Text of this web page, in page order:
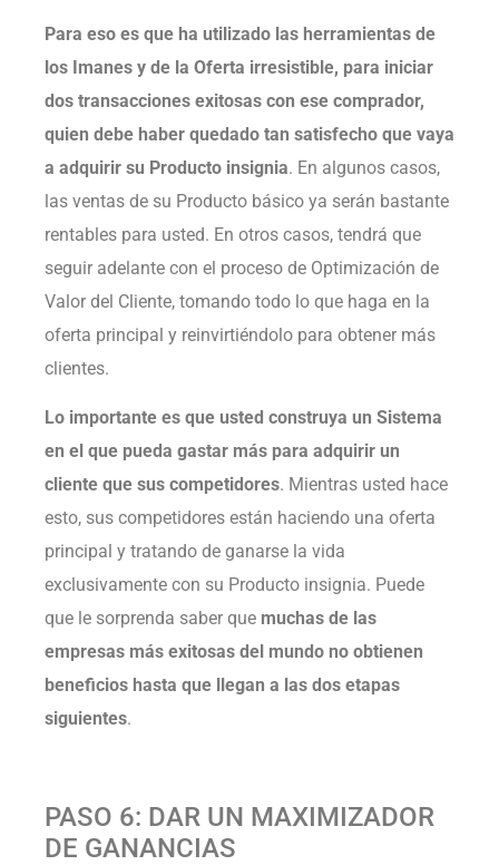
Para eso es que ha utilizado las herramientas de
los Imanes y de la Oferta irresistible, para iniciar
dos transacciones exitosas con ese comprador,
quien debe haber quedado tan satisfecho que vaya
a adquirir su Producto insignia. En algunos casos,
las ventas de su Producto básico ya serán bastante
rentables para usted. En otros casos, tendrá que
seguir adelante con el proceso de Optimización de
Valor del Cliente, tomando todo lo que haga en la
oferta principal y reinvirtiéndolo para obtener más
clientes.
Lo importante es que usted construya un Sistema
en el que pueda gastar más para adquirir un
cliente que sus competidores. Mientras usted hace
esto, sus competidores están haciendo una oferta
principal y tratando de ganarse la vida
exclusivamente con su Producto insignia. Puede
que le sorprenda saber que muchas de las
empresas más exitosas del mundo no obtienen
beneficios hasta que llegan a las dos etapas
siguientes.
PASO 6: DAR UN MAXIMIZADOR
DE GANANCIAS